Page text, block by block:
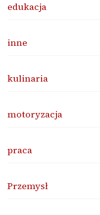
edukacja
inne
kulinaria
motoryzacja
praca
Przemysł